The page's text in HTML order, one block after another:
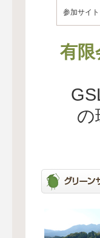
参加サイト
有限
の